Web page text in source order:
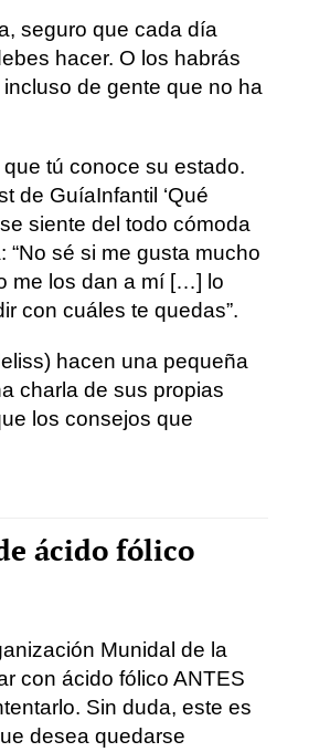
seguro que cada día
hacer. O los habrás
de gente que no ha
tú conoce su estado.
de GuíaInfantil ‘Qué
siente del todo cómoda
sé si me gusta mucho
me los dan a mí […] lo
con cuáles te quedas”.
hacen una pequeña
charla de sus propias
los consejos que
ácido fólico
Munidal de la
con ácido fólico ANTES
Sin duda, este es
desea quedarse